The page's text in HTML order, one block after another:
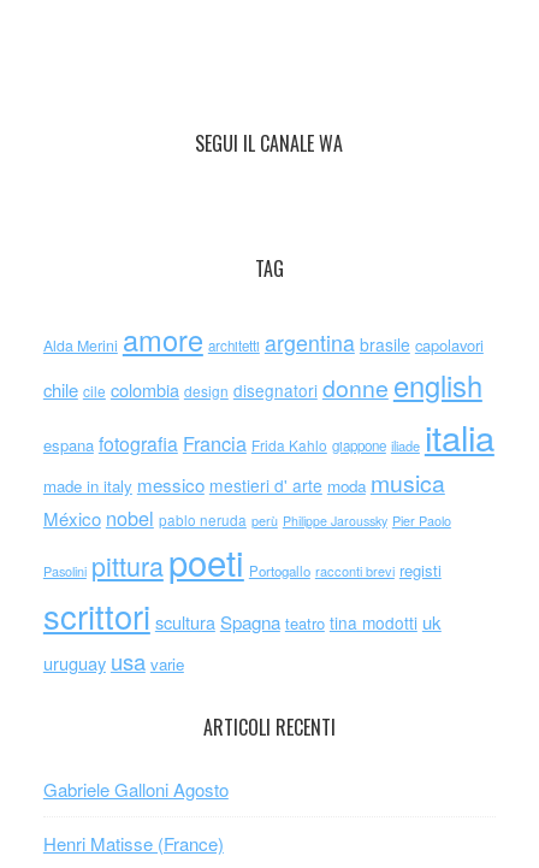
SEGUI IL CANALE WA
TAG
Alda Merini amore architetti argentina brasile capolavori
chile cile colombia design disegnatori donne english
espana fotografia Francia Frida Kahlo giappone iliade italia
made in italy messico mestieri d' arte moda musica
México nobel pablo neruda perù Philippe Jaroussky Pier Paolo
Pasolini pitturapoeti Portogallo racconti brevi registi
scrittori scultura Spagna teatro tina modotti uk
uruguay usa varie
ARTICOLI RECENTI
Gabriele Galloni Agosto
Henri Matisse (France)